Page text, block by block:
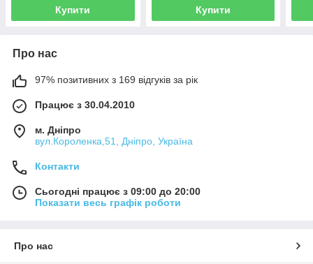
Купити Купити
Про нас
97% позитивних з 169 відгуків за рік
Працює з 30.04.2010
м. Дніпро
вул.Короленка,51, Дніпро, Україна
Контакти
Сьогодні працює з 09:00 до 20:00
Показати весь графік роботи
Про нас